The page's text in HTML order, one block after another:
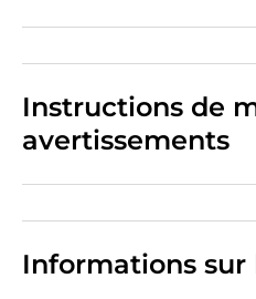
Instructions de
avertissements
Informations